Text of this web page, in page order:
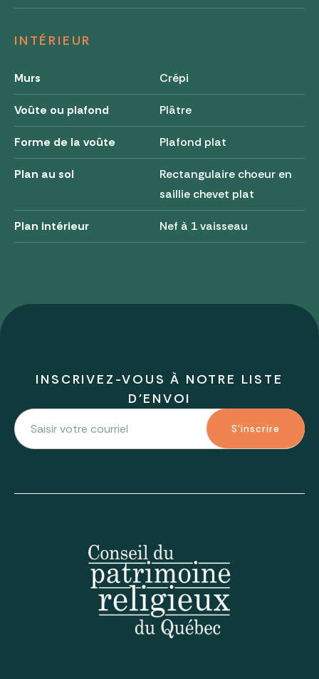
INTÉRIEUR
Murs Crépi
Voûte ou plafond Plâtre
Forme de la voûte Plafond plat
Plan au sol
Rectangulaire choeur en
saillie chevet plat
Plan intérieur Nef à 1 vaisseau
INSCRIVEZ-VOUS À NOTRE LISTE
D'ENVOI
S'inscrire